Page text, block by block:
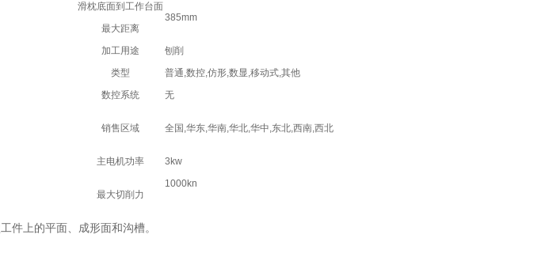
滑枕底面到工作台面
最大距离
385mm
加工用途
刨削
类型
普通,数控,仿形,数显,移动式,其他
数控系统
无
销售区域 全国,华东,华南,华北,华中,东北,西南,西北
主电机功率 3kw
最大切削力
1000kn
件上的平面、成形面和沟槽。